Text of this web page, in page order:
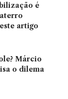
é
artigo
Márcio
o dilema